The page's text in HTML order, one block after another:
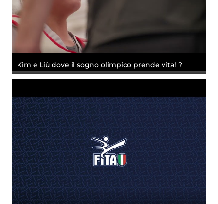
Kim e Liù dove il sogno olimpico prende vita! ?